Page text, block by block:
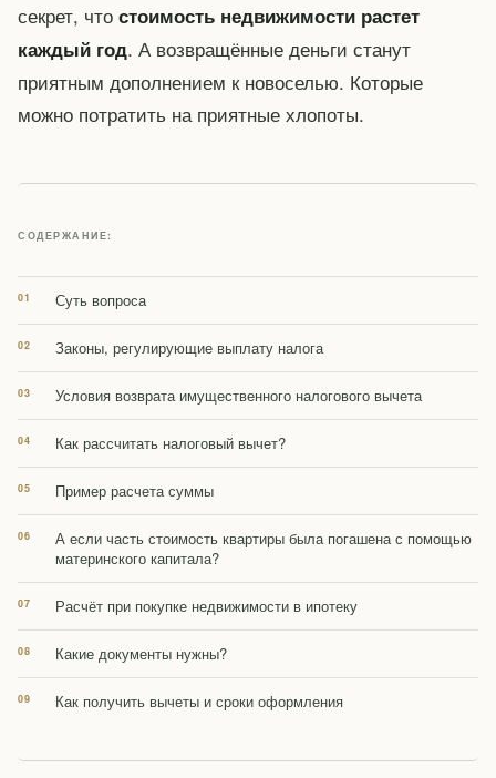
секрет, что стоимость недвижимости растет
каждый год. А возвращённые деньги станут
приятным дополнением к новоселью. Которые
можно потратить на приятные хлопоты.
СОДЕРЖАНИЕ:
Суть вопроса
Законы, регулирующие выплату налога
Условия возврата имущественного налогового вычета
Как рассчитать налоговый вычет?
Пример расчета суммы
А если часть стоимость квартиры была погашена с помощью
материнского капитала?
Расчёт при покупке недвижимости в ипотеку
Какие документы нужны?
Как получить вычеты и сроки оформления